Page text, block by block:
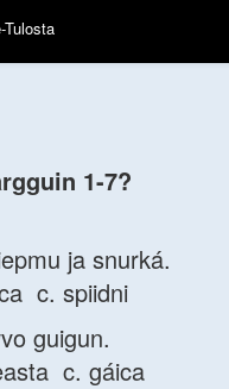
Tulosta
1-7?
ja snurká.
c. spiidni
guigun.
c. gáica